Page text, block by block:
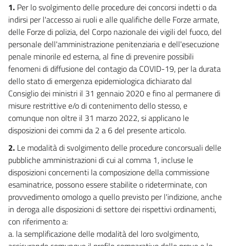
17
17 bis
18
18 bis
19
20
21
22
23
Titolo II
Sostegno alle imprese e all'economia
Capo I
Misure di sostegno
24
25
25 bis
26
1. Per lo svolgimento delle procedure dei concorsi indetti o da
indirsi per l'accesso ai ruoli e alle qualifiche delle Forze armate,
delle Forze di polizia, del Corpo nazionale dei vigili del fuoco, del
personale dell'amministrazione penitenziaria e dell'esecuzione
penale minorile ed esterna, al fine di prevenire possibili
fenomeni di diffusione del contagio da COVID-19, per la durata
dello stato di emergenza epidemiologica dichiarato dal
Consiglio dei ministri il 31 gennaio 2020 e fino al permanere di
misure restrittive e/o di contenimento dello stesso, e
comunque non oltre il 31 marzo 2022, si applicano le
disposizioni dei commi da 2 a 6 del presente articolo.
2. Le modalità di svolgimento delle procedure concorsuali delle
pubbliche amministrazioni di cui al comma 1, incluse le
disposizioni concernenti la composizione della commissione
esaminatrice, possono essere stabilite o rideterminate, con
provvedimento omologo a quello previsto per l'indizione, anche
in deroga alle disposizioni di settore dei rispettivi ordinamenti,
con riferimento a:
a. la semplificazione delle modalità del loro svolgimento,